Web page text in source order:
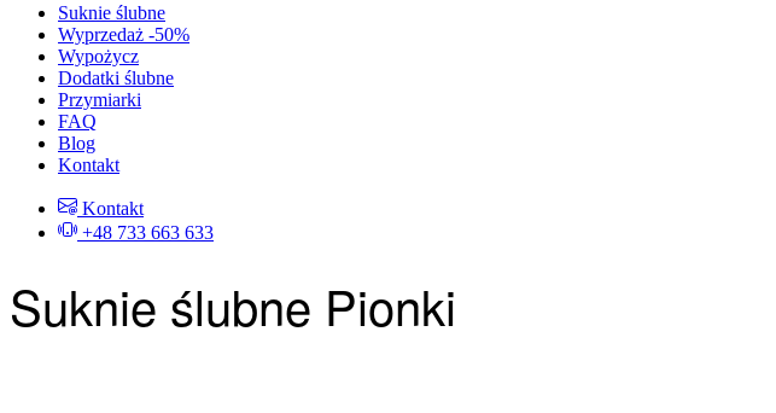
Suknie ślubne
Wyprzedaż -50%
Wypożycz
Dodatki ślubne
Przymiarki
FAQ
Blog
Kontakt
Kontakt
+48 733 663 633
Suknie ślubne Pionki